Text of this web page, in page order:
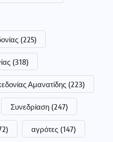
(225)
(318)
Αμανατίδης (223)
Συνεδρίαση (247)
αγρότες (147)